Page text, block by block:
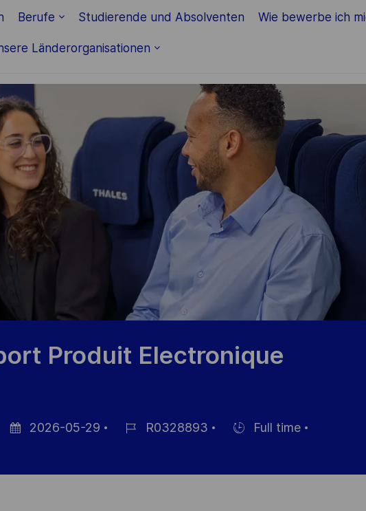
Berufe Studierende und Absolventen Wie bewerbe ich
Länderorganisationen
Produit Electronique
2026-05-29
R0328893
Full time